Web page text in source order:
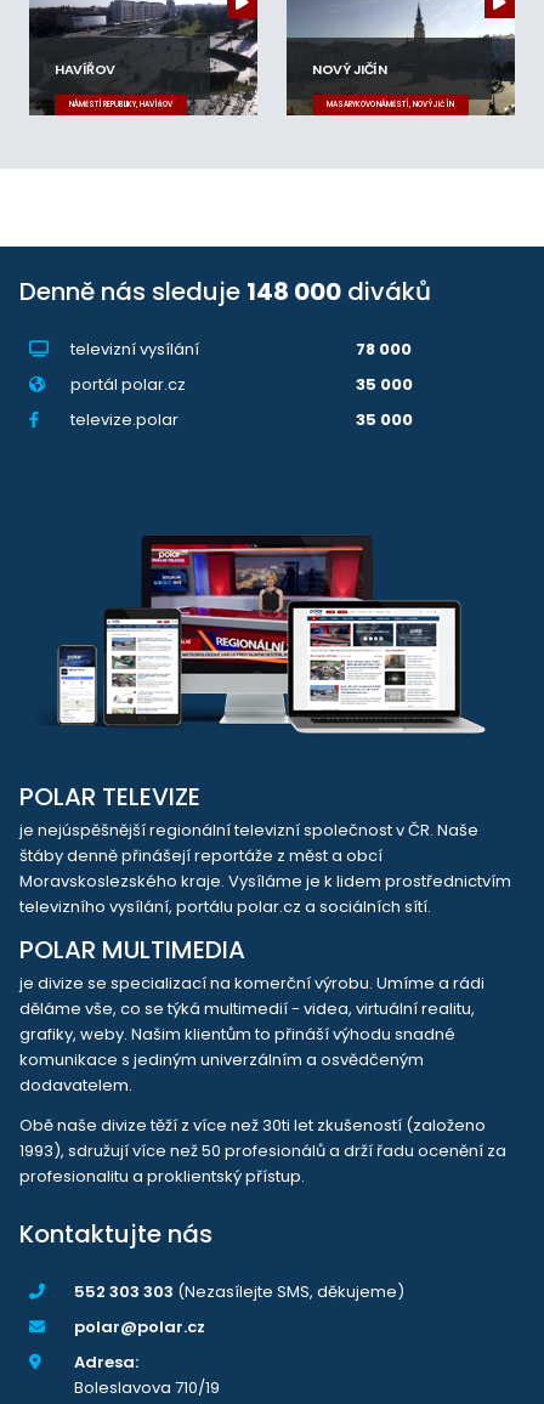
HAVÍŘOV
NÁMĚSTÍ REPUBLIKY, HAVÍŘOV
NOVÝ JIČÍN
MASARYKOVO NÁMĚSTÍ, NOVÝ JIČÍN
Denně nás sleduje 148 000 diváků
televizní vysílání
78 000
portál polar.cz
35 000
televize.polar
35 000
POLAR TELEVIZE
je nejúspěšnější regionální televizní společnost v ČR. Naše
štáby denně přinášejí reportáže z měst a obcí
Moravskoslezského kraje. Vysíláme je k lidem prostřednictvím
televizního vysílání, portálu polar.cz a sociálních sítí.
POLAR MULTIMEDIA
je divize se specializací na komerční výrobu. Umíme a rádi
děláme vše, co se týká multimedií - videa, virtuální realitu,
grafiky, weby. Našim klientům to přináší výhodu snadné
komunikace s jediným univerzálním a osvědčeným
dodavatelem.
Obě naše divize těží z více než 30ti let zkušeností (založeno
1993), sdružují více než 50 profesionálů a drží řadu ocenění za
profesionalitu a proklientský přístup.
Kontaktujte nás
552 303 303 (Nezasílejte SMS, děkujeme)
polar@polar.cz
Adresa:
Boleslavova 710/19